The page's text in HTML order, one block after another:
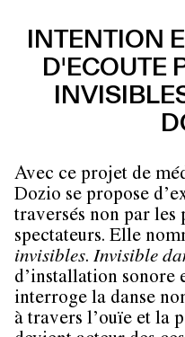
INTENTION
D'ECOUTE
Avec ce projet de
Dozio se propose
traversés non par les
spectateurs. Elle
invisibles. Invisible
d’installation sonore
interroge la danse
à travers l’ouïe et la